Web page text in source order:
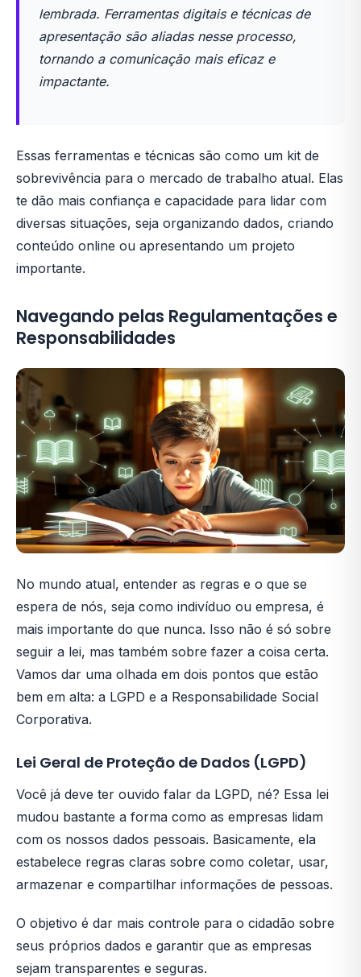
lembrada. Ferramentas digitais e técnicas de
apresentação são aliadas nesse processo,
tornando a comunicação mais eficaz e
impactante.
Essas ferramentas e técnicas são como um kit de
sobrevivência para o mercado de trabalho atual. Elas
te dão mais confiança e capacidade para lidar com
diversas situações, seja organizando dados, criando
conteúdo online ou apresentando um projeto
importante.
Navegando pelas Regulamentações e
Responsabilidades
No mundo atual, entender as regras e o que se
espera de nós, seja como indivíduo ou empresa, é
mais importante do que nunca. Isso não é só sobre
seguir a lei, mas também sobre fazer a coisa certa.
Vamos dar uma olhada em dois pontos que estão
bem em alta: a LGPD e a Responsabilidade Social
Corporativa.
Lei Geral de Proteção de Dados (LGPD)
Você já deve ter ouvido falar da LGPD, né? Essa lei
mudou bastante a forma como as empresas lidam
com os nossos dados pessoais. Basicamente, ela
estabelece regras claras sobre como coletar, usar,
armazenar e compartilhar informações de pessoas.
O objetivo é dar mais controle para o cidadão sobre
seus próprios dados e garantir que as empresas
sejam transparentes e seguras.